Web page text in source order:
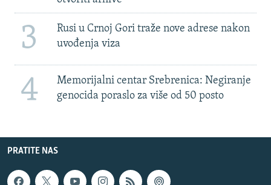
3
Rusi u Crnoj Gori traže nove adrese nakon
uvođenja viza
4
Memorijalni centar Srebrenica: Negiranje
genocida poraslo za više od 50 posto
PRATITE NAS